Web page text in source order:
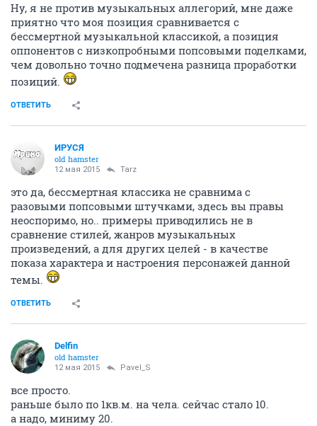
Ну, я не против музыкальных аллегорий, мне даже
приятно что моя позиция сравнивается с
бессмертной музыкальной классикой, а позиция
оппонентов с низкопробными попсовыми поделками,
чем довольно точно подмечена разница проработки
позиций.
ОТВЕТИТЬ
ИРУСЯ
old hamster
12 мая 2015 Tarz
это да, бессмертная классика не сравнима с
разовыми попсовыми штучками, здесь вы правы
неоспоримо, но.. примеры приводились не в
сравнение стилей, жанров музыкальных
произведений, а для других целей - в качестве
показа характера и настроения персонажей данной
темы.
ОТВЕТИТЬ
Delfin
old hamster
12 мая 2015 Pavel_S
все просто.
раньше было по 1кв.м. на чела. сейчас стало 10.
а надо, миниму 20.